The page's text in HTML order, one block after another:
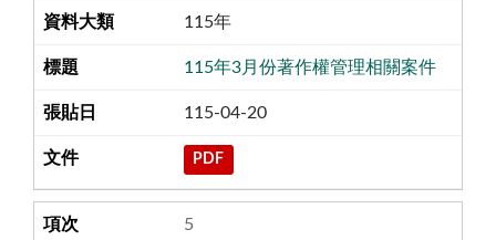
115年
115年3月份著作權管理相關案件
115-04-20
PDF
5